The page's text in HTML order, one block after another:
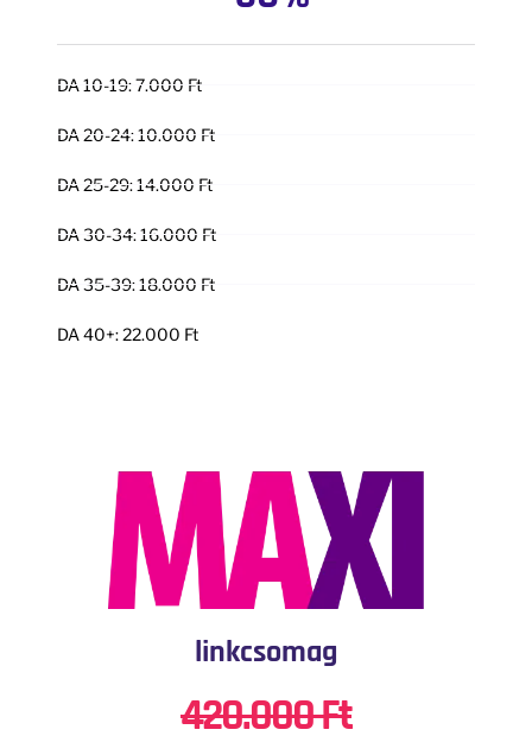
DA 10-19: 7.000 Ft
DA 20-24: 10.000 Ft
DA 25-29: 14.000 Ft
DA 30-34: 16.000 Ft
DA 35-39: 18.000 Ft
DA 40+: 22.000 Ft
linkcsomag
420.000 Ft